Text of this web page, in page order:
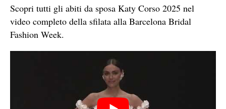
Scopri tutti gli abiti da sposa Katy Corso 2025 nel
video completo della sfilata alla Barcelona Bridal
Fashion Week.